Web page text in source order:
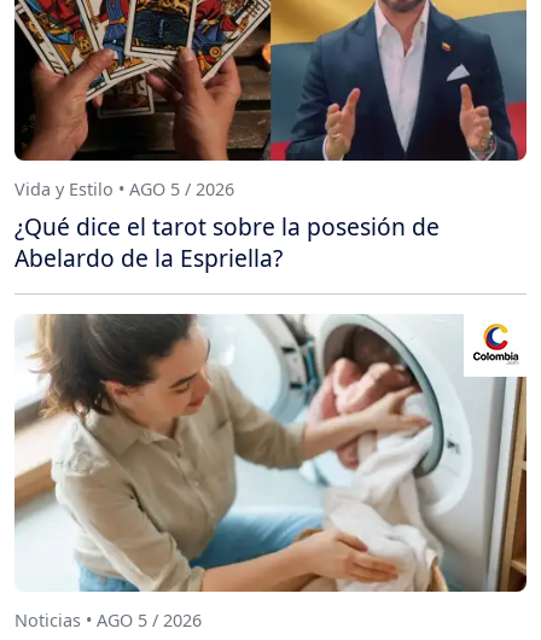
Vida y Estilo • AGO 5 / 2026
¿Qué dice el tarot sobre la posesión de
Abelardo de la Espriella?
Noticias • AGO 5 / 2026